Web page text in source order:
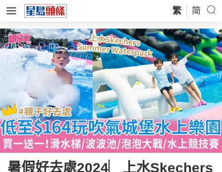
繁 简
暑假好去處2024︳上水Skechers